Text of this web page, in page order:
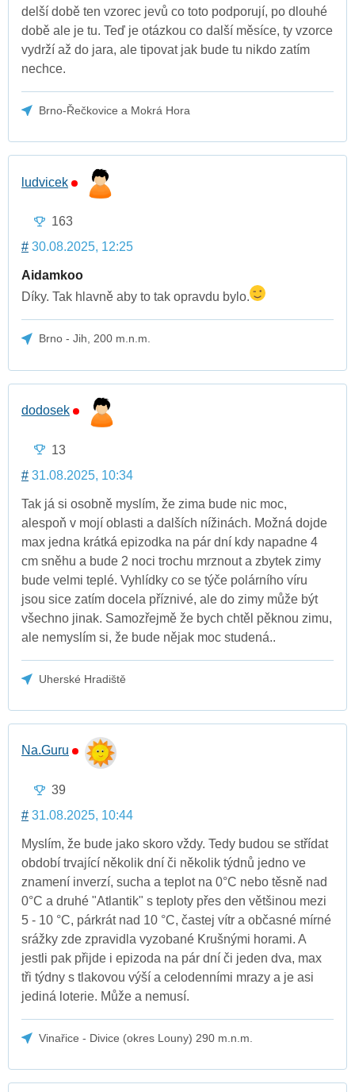
delší době ten vzorec jevů co toto podporují, po dlouhé
době ale je tu. Teď je otázkou co další měsíce, ty vzorce
vydrží až do jara, ale tipovat jak bude tu nikdo zatím
nechce.
Brno-Řečkovice a Mokrá Hora
ludvicek
163
# 30.08.2025, 12:25
Aidamkoo
Díky. Tak hlavně aby to tak opravdu bylo.
Brno - Jih, 200 m.n.m.
dodosek
13
# 31.08.2025, 10:34
Tak já si osobně myslím, že zima bude nic moc,
alespoň v mojí oblasti a dalších nížinách. Možná dojde
max jedna krátká epizodka na pár dní kdy napadne 4
cm sněhu a bude 2 noci trochu mrznout a zbytek zimy
bude velmi teplé. Vyhlídky co se týče polárního víru
jsou sice zatím docela příznivé, ale do zimy může být
všechno jinak. Samozřejmě že bych chtěl pěknou zimu,
ale nemyslím si, že bude nějak moc studená..
Uherské Hradiště
Na.Guru
39
# 31.08.2025, 10:44
Myslím, že bude jako skoro vždy. Tedy budou se střídat
období trvající několik dní či několik týdnů jedno ve
znamení inverzí, sucha a teplot na 0°C nebo těsně nad
0°C a druhé "Atlantik" s teploty přes den většinou mezi
5 - 10 °C, párkrát nad 10 °C, častej vítr a občasné mírné
srážky zde zpravidla vyzobané Krušnými horami. A
jestli pak přijde i epizoda na pár dní či jeden dva, max
tři týdny s tlakovou výší a celodenními mrazy a je asi
jediná loterie. Může a nemusí.
Vinařice - Divice (okres Louny) 290 m.n.m.